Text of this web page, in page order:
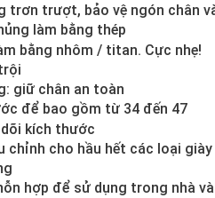
trơn trượt, bảo vệ ngón chân
làm bằng thép
bằng nhôm / titan. Cực nhẹ!
giữ chân an toàn
để bao gồm từ 34 đến 47
kích thước
chỉnh cho hầu hết các loại giày
hợp để sử dụng trong nhà